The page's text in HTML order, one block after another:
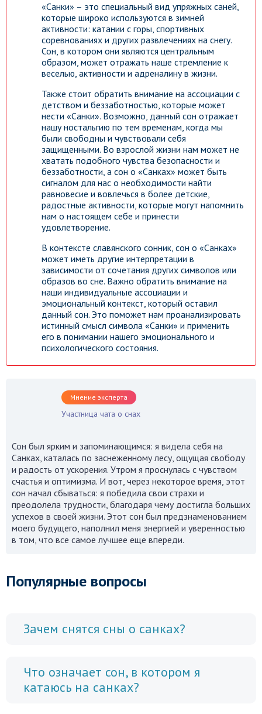
«Санки» – это специальный вид упряжных саней,
которые широко используются в зимней
активности: катании с горы, спортивных
соревнованиях и других развлечениях на снегу.
Сон, в котором они являются центральным
образом, может отражать наше стремление к
веселью, активности и адреналину в жизни.
Также стоит обратить внимание на ассоциации с
детством и беззаботностью, которые может
нести «Санки». Возможно, данный сон отражает
нашу ностальгию по тем временам, когда мы
были свободны и чувствовали себя
защищенными. Во взрослой жизни нам может не
хватать подобного чувства безопасности и
беззаботности, а сон о «Санках» может быть
сигналом для нас о необходимости найти
равновесие и вовлечься в более детские,
радостные активности, которые могут напомнить
нам о настоящем себе и принести
удовлетворение.
В контексте славянского сонник, сон о «Санках»
может иметь другие интерпретации в
зависимости от сочетания других символов или
образов во сне. Важно обратить внимание на
наши индивидуальные ассоциации и
эмоциональный контекст, который оставил
данный сон. Это поможет нам проанализировать
истинный смысл символа «Санки» и применить
его в понимании нашего эмоционального и
психологического состояния.
Мнение эксперта
Участница чата о снах
Сон был ярким и запоминающимся: я видела себя на
Санках, каталась по заснеженному лесу, ощущая свободу
и радость от ускорения. Утром я проснулась с чувством
счастья и оптимизма. И вот, через некоторое время, этот
сон начал сбываться: я победила свои страхи и
преодолела трудности, благодаря чему достигла больших
успехов в своей жизни. Этот сон был предзнаменованием
моего будущего, наполнил меня энергией и уверенностью
в том, что все самое лучшее еще впереди.
Популярные вопросы
Зачем снятся сны о санках?
Что означает сон, в котором я
катаюсь на санках?